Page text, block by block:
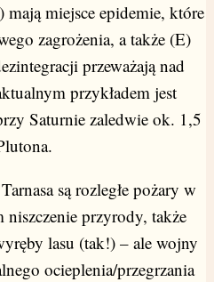
miejsce epidemie, które
zagrożenia, a także (E)
przeważają nad
przykładem jest
Saturnie zaledwie ok. 1,5
są rozległe pożary w
przyrody, także
lasu (tak!) – ale wojny
ocieplenia/przegrzania